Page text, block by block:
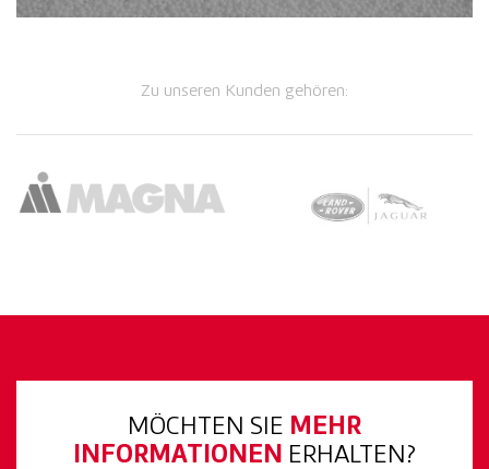
Zu unseren Kunden gehören:
MÖCHTEN SIE MEHR
INFORMATIONEN ERHALTEN?